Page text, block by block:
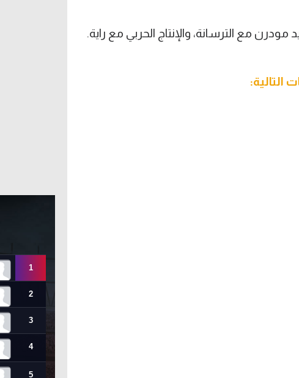
مع الترسانة، والإنتاج الحربي مع راية.
التالية: